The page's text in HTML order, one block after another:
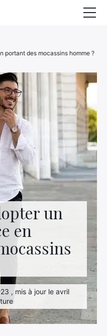
un
en
, mis à jour le avril
portant des mocassins homme ?